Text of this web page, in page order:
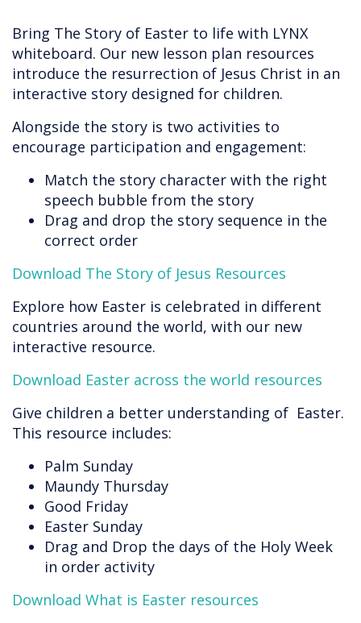
Bring The Story of Easter to life with LYNX
whiteboard. Our new lesson plan resources
introduce the resurrection of Jesus Christ in an
interactive story designed for children.
Alongside the story is two activities to
encourage participation and engagement:
Match the story character with the right
speech bubble from the story
Drag and drop the story sequence in the
correct order
Download The Story of Jesus Resources
Explore how Easter is celebrated in different
countries around the world, with our new
interactive resource.
Download Easter across the world resources
Give children a better understanding of Easter.
This resource includes:
Palm Sunday
Maundy Thursday
Good Friday
Easter Sunday
Drag and Drop the days of the Holy Week
in order activity
Download What is Easter resources